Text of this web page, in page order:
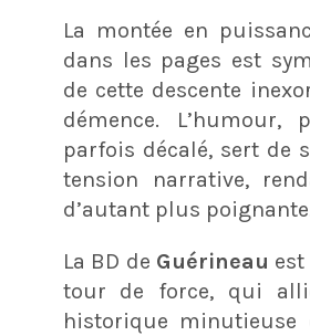
La montée en
dans les pages est
de cette descente
démence. L’humour,
parfois décalé, sert de
tension narrative,
d’autant plus
La BD de Guérineau
tour de force, qui
historique minutieuse